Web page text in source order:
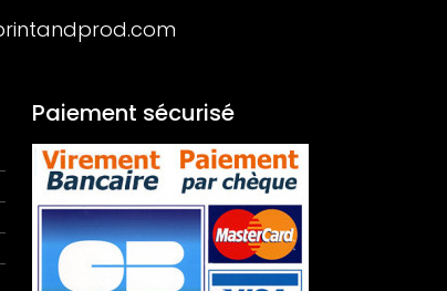
Paiement sécurisé